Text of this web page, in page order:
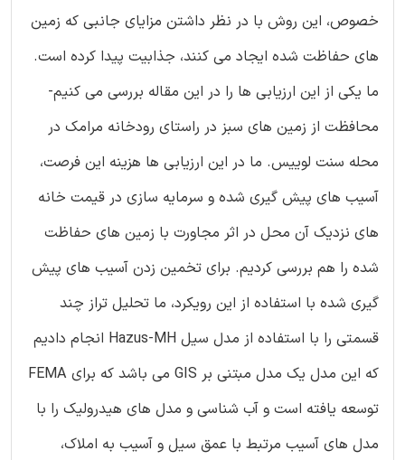
خصوص، این روش با در نظر داشتن مزایای جانبی که زمین
های حفاظت شده ایجاد می کنند، جذابیت پیدا کرده است.
ما یکی از این ارزیابی ها را در این مقاله بررسی می کنیم-
محافظت از زمین های سبز در راستای رودخانه مرامک در
محله سنت لوییس. ما در این ارزیابی ها هزینه این فرصت،
آسیب های پیش گیری شده و سرمایه سازی در قیمت خانه
های نزدیک آن محل در اثر مجاورت با زمین های حفاظت
شده را هم بررسی کردیم. برای تخمین زدن آسیب های پیش
گیری شده با استفاده از این رویکرد، ما تحلیل تراز چند
قسمتی را با استفاده از مدل سیل Hazus-MH انجام دادیم
که این مدل یک مدل مبتنی بر GIS می باشد که برای FEMA
توسعه یافته است و آب شناسی و مدل های هیدرولیک را با
مدل های آسیب مرتبط با عمق سیل و آسیب به املاک،